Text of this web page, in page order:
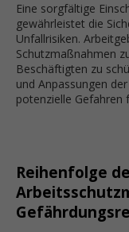
Eine sorgfältige
gewährleistet die
Unfallrisiken.
Schutzmaßnahmen
Beschäftigten zu
und Anpassungen
potenzielle Gefahren
Reihenfolge